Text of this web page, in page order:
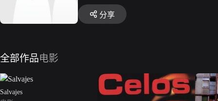
分享
全部作品电影
Salvajes